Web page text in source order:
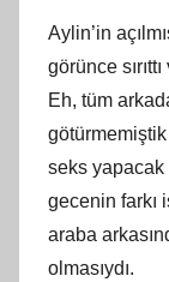
Aylin’in
görünce
Eh, tüm
seks yapacak
gecenin farkı
araba
olmasıydı.